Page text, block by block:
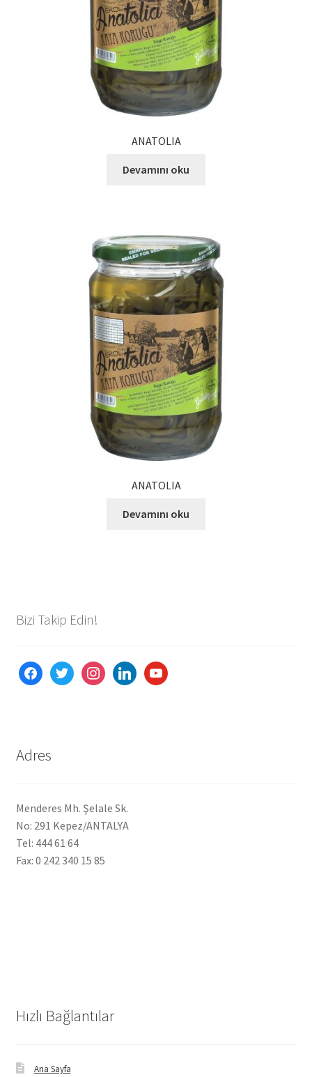
ANATOLIA
Devamını oku
ANATOLIA
Devamını oku
Bizi Takip Edin!
facebooktwitter instagramlinkedinyoutube
Adres
Menderes Mh. Şelale Sk.
No: 291 Kepez/ANTALYA
Tel: 444 61 64
Fax: 0 242 340 15 85
Hızlı Bağlantılar
Ana Sayfa